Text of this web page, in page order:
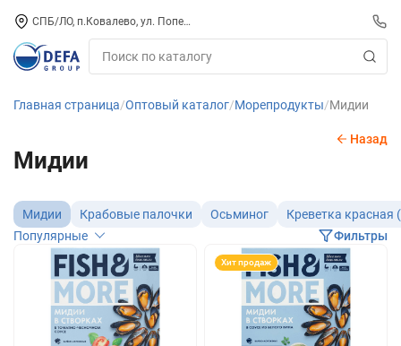
СПБ/ЛО, п.Ковалево, ул. Поперечная, д. 15, СК «ПИРС» («МОРОЗКО»)
Главная страница Оптовый каталог Морепродукты Мидии
Мидии
Назад
Мидии Крабовые палочки Осьминог
Креветка красная
Популярные
Фильтры
Хит продаж